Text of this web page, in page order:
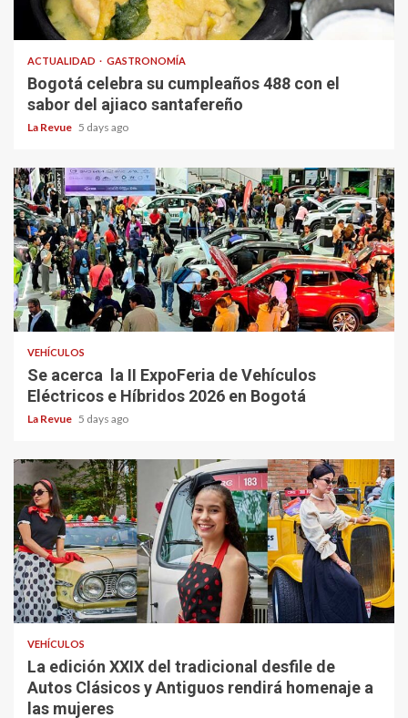
ACTUALIDAD GASTRONOMÍA
Bogotá celebra su cumpleaños 488 con el
sabor del ajiaco santafereño
La Revue 5 days ago
VEHÍCULOS
Se acerca la II ExpoFeria de Vehículos
Eléctricos e Híbridos 2026 en Bogotá
La Revue 5 days ago
VEHÍCULOS
La edición XXIX del tradicional desfile de
Autos Clásicos y Antiguos rendirá homenaje a
las mujeres